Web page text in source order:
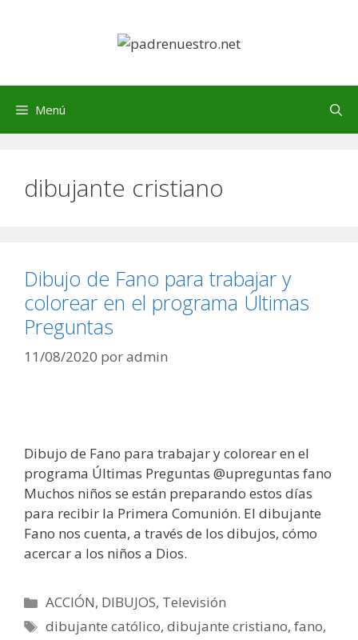
Menú
dibujante cristiano
Dibujo de Fano para trabajar y
colorear en el programa Últimas
Preguntas
11/08/2020 poradmin
Dibujo de Fano para trabajar y colorear en el
programa Últimas Preguntas @upreguntas fano
Muchos niños se están preparando estos días
para recibir la Primera Comunión. El dibujante
Fano nos cuenta, a través de los dibujos, cómo
acercar a los niños a Dios.
Categorías
ACCIÓN, DIBUJOS, Televisión
Etiquetas
dibujante católico,dibujante cristiano,fano,